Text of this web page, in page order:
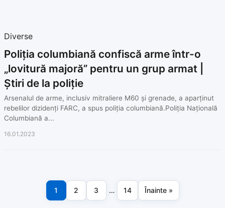
Diverse
Poliția columbiană confiscă arme într-o
„lovitură majoră” pentru un grup armat |
Știri de la poliție
Arsenalul de arme, inclusiv mitraliere M60 și grenade, a aparținut
rebelilor dizidenți FARC, a spus poliția columbiană.Poliția Națională
Columbiană a...
16.01.2023
Paginație
1 2 3 … 14 Înainte »